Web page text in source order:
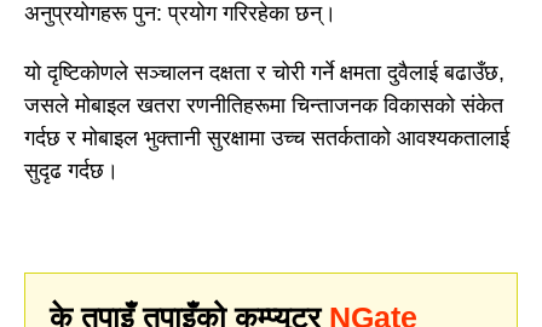
अनुप्रयोगहरू पुन: प्रयोग गरिरहेका छन्।
यो दृष्टिकोणले सञ्चालन दक्षता र चोरी गर्ने क्षमता दुवैलाई बढाउँछ,
जसले मोबाइल खतरा रणनीतिहरूमा चिन्ताजनक विकासको संकेत
गर्दछ र मोबाइल भुक्तानी सुरक्षामा उच्च सतर्कताको आवश्यकतालाई
सुदृढ गर्दछ।
के तपाइँ तपाइँको कम्प्यूटर NGate